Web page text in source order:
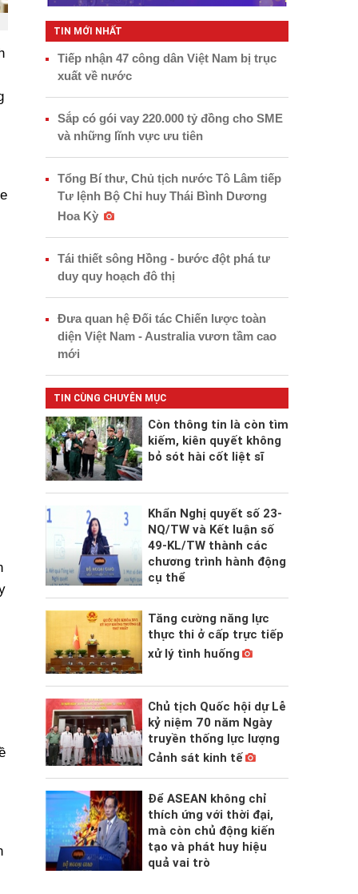
TIN MỚI NHẤT
Tiếp nhận 47 công dân Việt Nam bị trục
xuất về nước
Sắp có gói vay 220.000 tỷ đồng cho SME
và những lĩnh vực ưu tiên
Tổng Bí thư, Chủ tịch nước Tô Lâm tiếp
Tư lệnh Bộ Chỉ huy Thái Bình Dương
Hoa Kỳ
Tái thiết sông Hồng - bước đột phá tư
duy quy hoạch đô thị
Đưa quan hệ Đối tác Chiến lược toàn
diện Việt Nam - Australia vươn tầm cao
mới
TIN CÙNG CHUYÊN MỤC
Còn thông tin là còn tìm
kiếm, kiên quyết không
bỏ sót hài cốt liệt sĩ
Khẩn Nghị quyết số 23-
NQ/TW và Kết luận số
49-KL/TW thành các
chương trình hành động
cụ thể
Tăng cường năng lực
thực thi ở cấp trực tiếp
xử lý tình huống
Chủ tịch Quốc hội dự Lễ
kỷ niệm 70 năm Ngày
truyền thống lực lượng
Cảnh sát kinh tế
Để ASEAN không chỉ
thích ứng với thời đại,
mà còn chủ động kiến
tạo và phát huy hiệu
quả vai trò